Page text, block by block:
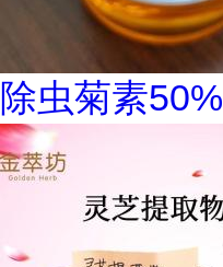
除虫菊素50%